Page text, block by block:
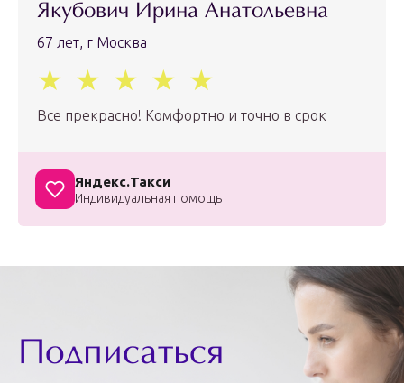
Якубович Ирина Анатольевна
67 лет, г Москва
Все прекрасно! Комфортно и точно в срок
Яндекс.Такси
Индивидуальная помощь
Подписаться